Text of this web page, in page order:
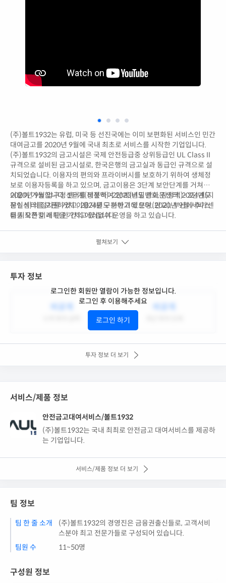
(주)볼트1932는 유럽, 미국 등 선진국에는 이미 보편화된 서비스인 민간
대여금고를 2020년 9월에 국내 최초로 서비스를 시작한 기업입니다.
(주)볼트1932의 금고시설은 국제 안전등급중 상위등급인 UL Class II
규격으로 설비된 금고시설로, 한국은행의 금고실과 동급인 규격으로 설
치되었습니다. 이용자의 편의와 프라이버시를 보호하기 위하여 생체정
보로 이용자등록을 하고 있으며, 금고이용은 3단계 보안단계를 거쳐야
이용이 가능합니다. 1단계(장정맥)-2단계(비밀번호, 장정맥)- 3단계(지
문인식)의 절차를 거쳐 이용자를 구분하고 있으며, 2020년 9월 서비스
를 시작한 이래 단 한 건의 에러없이 운영을 하고 있습니다.
2020년 9월 압구정센터를 비롯하여 2023년도 광화문센터, 2024년도
잠실센터를 오픈하였고, 2024년도 하반기에 분당(판교), 부산에 추가센
터를 오픈할 계획을 가지고 있습니다.
펼쳐보기
투자 정보
로그인한 회원만 열람이 가능한 정보입니다.
로그인 후 이용해주세요
로그인 하기
투자 정보 더 보기
서비스/제품 정보
안전금고대여서비스/볼트1932
(주)볼트1932는 국내 최최로 안전금고 대여서비스를 제공하
는 기업입니다.
서비스/제품 정보 더 보기
팀 정보
팀 한 줄 소개
(주)볼트1932의 경영진은 금융권출신들로, 고객서비
스분야 최고 전문가들로 구성되어 있습니다.
팀원 수
11~50명
구성원 정보